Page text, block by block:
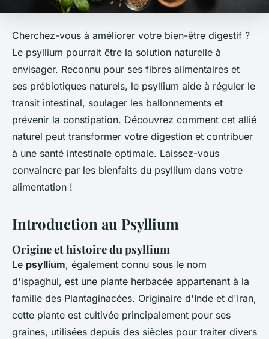
Cherchez-vous à améliorer votre bien-être digestif ?
Le psyllium pourrait être la solution naturelle à
envisager. Reconnu pour ses fibres alimentaires et
ses prébiotiques naturels, le psyllium aide à réguler le
transit intestinal, soulager les ballonnements et
prévenir la constipation. Découvrez comment cet allié
naturel peut transformer votre digestion et contribuer
à une santé intestinale optimale. Laissez-vous
convaincre par les bienfaits du psyllium dans votre
alimentation !
Introduction au Psyllium
Origine et histoire du psyllium
Le psyllium, également connu sous le nom
d'ispaghul, est une plante herbacée appartenant à la
famille des Plantaginacées. Originaire d'Inde et d'Iran,
cette plante est cultivée principalement pour ses
graines, utilisées depuis des siècles pour traiter divers